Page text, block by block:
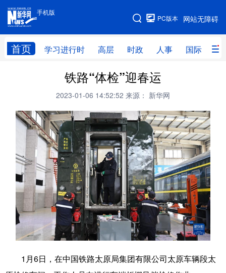
手机版
网站无障碍
PC版本
首页 学习进行时 高层 时政 人事 国际 财
手机版
网站地图
高层 时政
财经 网评
台湾 思客智库 全球连线 教育
科技 科创 量子 体育
文化 书画 健康 军事
访谈 视频 图片 政务
法律 中央文件 金融 汽车
食品 人居 信息化 数字经济
铁路“体检”迎春运
2023-01-06 14:52:52 来源： 新华网
1月6日，在中国铁路太原局集团有限公司太原车辆段太